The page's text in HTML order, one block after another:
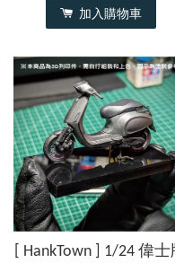
加入購物車
[ HankTown ] 1/24 偉士